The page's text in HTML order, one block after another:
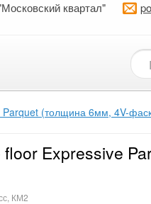
квартал"
Parquet (толщина 6мм, 4V-
Expressive
КМ2